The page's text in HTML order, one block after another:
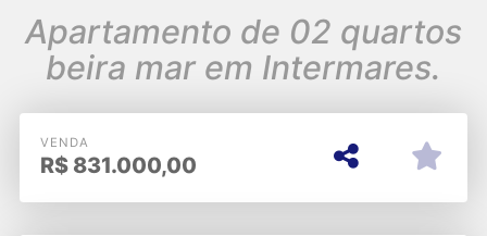
Apartamento de 02 quartos
beira mar em Intermares.
VENDA
R$831.000,00